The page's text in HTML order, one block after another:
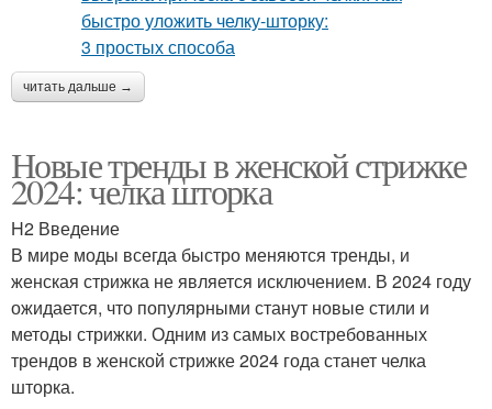
читать дальше →
Новые тренды в женской стрижке
2024: челка шторка
H2 Введение
В мире моды всегда быстро меняются тренды, и
женская стрижка не является исключением. В 2024 году
ожидается, что популярными станут новые стили и
методы стрижки. Одним из самых востребованных
трендов в женской стрижке 2024 года станет челка
шторка.